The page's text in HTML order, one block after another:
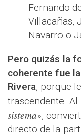
Fernando
Villacañas,
Navarro o
Pero quizás la
coherente fue
Rivera, porque
trascendente. Al
sistema»,
directo de la